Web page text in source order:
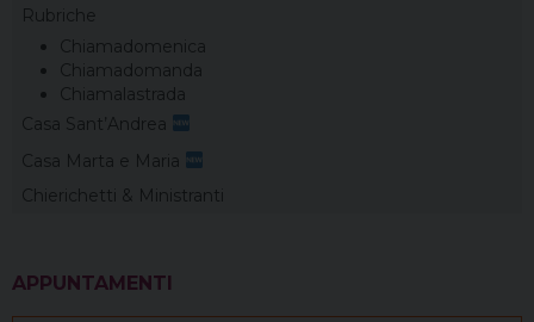
Rubriche
Chiamadomenica
Chiamadomanda
Chiamalastrada
Casa Sant’Andrea
Casa Marta e Maria
Chierichetti & Ministranti
APPUNTAMENTI